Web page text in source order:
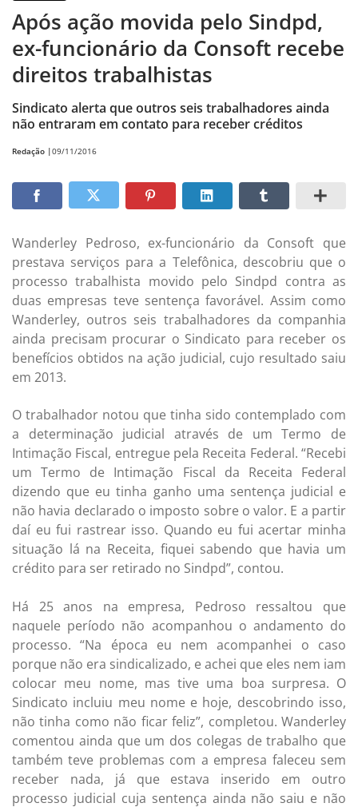
Após ação movida pelo Sindpd,
ex-funcionário da Consoft recebe
direitos trabalhistas
Sindicato alerta que outros seis trabalhadores ainda
não entraram em contato para receber créditos
Redação |09/11/2016
Wanderley Pedroso, ex-funcionário da Consoft que
prestava serviços para a Telefônica, descobriu que o
processo trabalhista movido pelo Sindpd contra as
duas empresas teve sentença favorável. Assim como
Wanderley, outros seis trabalhadores da companhia
ainda precisam procurar o Sindicato para receber os
benefícios obtidos na ação judicial, cujo resultado saiu
em 2013.
O trabalhador notou que tinha sido contemplado com
a determinação judicial através de um Termo de
Intimação Fiscal, entregue pela Receita Federal. “Recebi
um Termo de Intimação Fiscal da Receita Federal
dizendo que eu tinha ganho uma sentença judicial e
não havia declarado o imposto sobre o valor. E a partir
daí eu fui rastrear isso. Quando eu fui acertar minha
situação lá na Receita, fiquei sabendo que havia um
crédito para ser retirado no Sindpd”, contou.
Há 25 anos na empresa, Pedroso ressaltou que
naquele período não acompanhou o andamento do
processo. “Na época eu nem acompanhei o caso
porque não era sindicalizado, e achei que eles nem iam
colocar meu nome, mas tive uma boa surpresa. O
Sindicato incluiu meu nome e hoje, descobrindo isso,
não tinha como não ficar feliz”, completou. Wanderley
comentou ainda que um dos colegas de trabalho que
também teve problemas com a empresa faleceu sem
receber nada, já que estava inserido em outro
processo judicial cuja sentença ainda não saiu e não